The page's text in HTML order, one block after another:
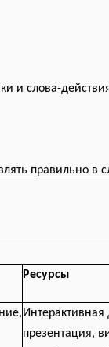
и слова-
правильно в
Ресурсы
Интерактивная
презентация,